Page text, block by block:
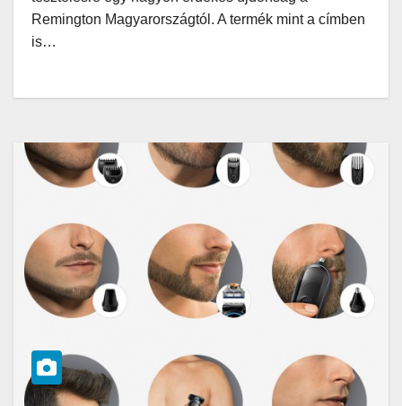
Remington Magyarországtól. A termék mint a címben
is…